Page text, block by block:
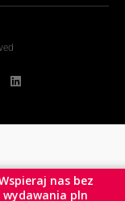
nas bez
wydawania pln